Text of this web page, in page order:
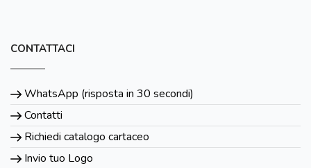
CONTATTACI
WhatsApp (risposta in 30 secondi)
Contatti
Richiedi catalogo cartaceo
Invio tuo Logo